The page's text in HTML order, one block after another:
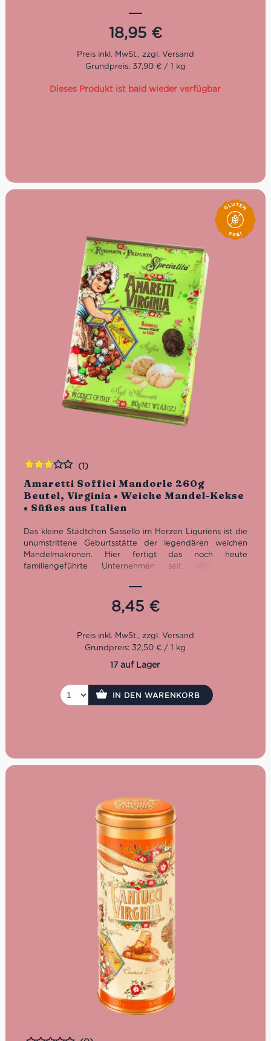
dieser Colomba sorgen für die unverwechselbare fluffige
Konsistenz. Ob zum Osterfest oder als süßer Genuss
zwischendurch, die Colomba tradizionale wird Deine
Sinne verzaubern.
Exklusives Geschenk für Ostern
Mit frischen Kandierten Orangewürfeln
18,95 €
Grundpreis: 37,90 € / 1 kg
Dieses Produkt ist bald wieder verfügbar
Amaretti Soffici Mandorle 260g
Beutel, Virginia • Weiche Mandel-Kekse
• Süßes aus Italien
(1)
Das kleine Städtchen Sassello im Herzen Liguriens ist die
unumstrittene Geburtsstätte der legendären weichen
Mandelmakronen. Hier fertigt das noch heute
familiengeführte Unternehmen seit 1860 seine
Kaffeegenuss all‘italiana einfach dazu gehören. Der
langanhaltende Erfolg der italienischen Köstlichkeit
beruht unter anderem auf der strengen Auswahl
Rezeptur. Erlesene süße und bittere Mandeln, erstklassige
Aprikosenkerne und feinster Honig verleihen dem
Glutenfrei. Im 260g Beutel erhältlich.
8,45 €
Bewertet
mit
3.00
von 5
Grundpreis: 32,50 € / 1 kg
17 auf Lager
IN DEN WARENKORB